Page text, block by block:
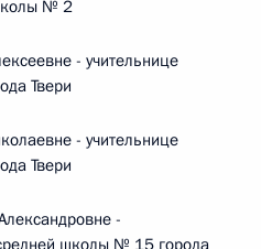
№ 2
- учительнице
Твери
- учительнице
Твери
-
школы № 15 города